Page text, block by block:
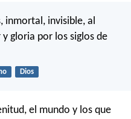
inmortal, invisible, al
gloria por los siglos de
Dios
el mundo y los que